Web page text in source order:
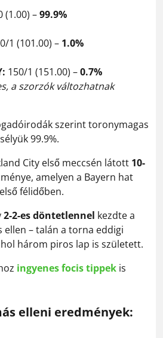
(1.00) –99.9%
1 (101.00) – 1.0%
150/1 (151.00) –0.7%
a szorzók változhatnak
szerint toronymagas
99.9%.
City első meccsén látott 10-
amelyen a Bayern hat
félidőben.
2-2-es döntetlennel kezdte a
ellen – talán a torna eddigi
három piros lap is született.
ingyenes focis tippek is
elleni eredmények: